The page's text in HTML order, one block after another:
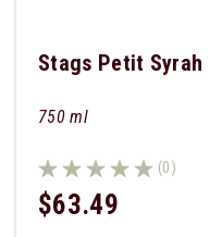
Stags Petit Syrah
750 ml
(0)
$63.49